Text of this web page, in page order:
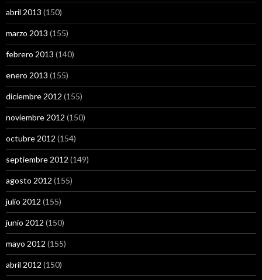
abril 2013 (150)
marzo 2013 (155)
febrero 2013 (140)
enero 2013 (155)
diciembre 2012 (155)
noviembre 2012 (150)
octubre 2012 (154)
septiembre 2012 (149)
agosto 2012 (155)
julio 2012 (155)
junio 2012 (150)
mayo 2012 (155)
abril 2012 (150)